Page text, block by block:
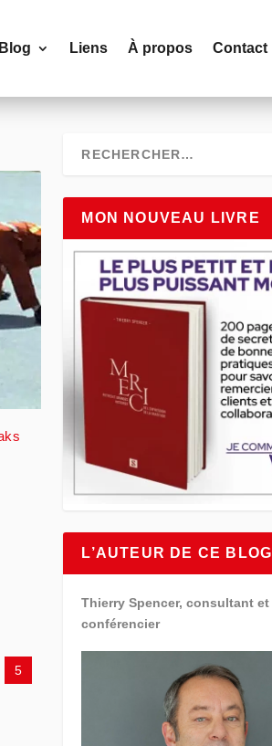
Blog Liens À propos Contact
5
MON NOUVEAU LIVRE
L’AUTEUR DE CE BLOG
Thierry Spencer, consultant et
conférencier